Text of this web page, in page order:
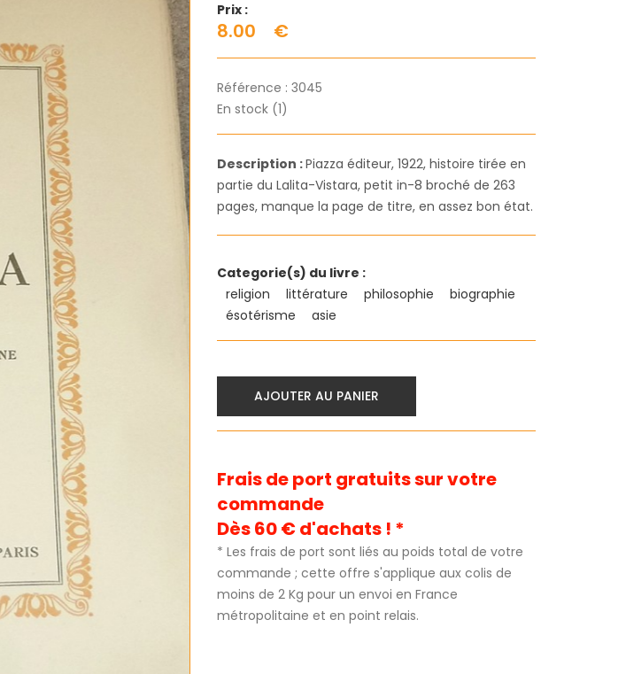
Prix :
8.00 €
Référence : 3045
En stock (1)
Description :Piazza éditeur, 1922, histoire tirée en
partie du Lalita-Vistara, petit in-8 broché de 263
pages, manque la page de titre, en assez bon état.
Categorie(s) du livre :
religion
littérature philosophie
biographie
ésotérisme
asie
AJOUTER AU PANIER
Frais de port gratuits sur votre
commande
Dès 60 € d'achats ! *
* Les frais de port sont liés au poids total de votre
commande ; cette offre s'applique aux colis de
moins de 2 Kg pour un envoi en France
métropolitaine et en point relais.